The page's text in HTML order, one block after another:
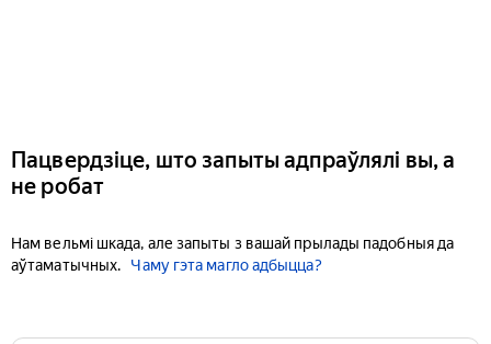
Пацвердзіце, што запыты адпраўлялі вы, а
не робат
Нам вельмі шкада, але запыты з вашай прылады падобныя да
аўтаматычных.
Чаму гэта магло адбыцца?